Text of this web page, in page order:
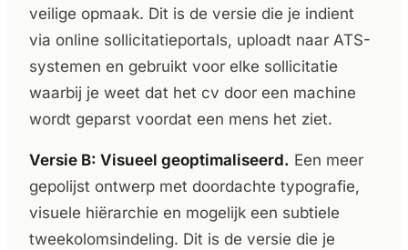
veilige opmaak. Dit is de versie die je indient
via online sollicitatieportals, uploadt naar ATS-
systemen en gebruikt voor elke sollicitatie
waarbij je weet dat het cv door een machine
wordt geparst voordat een mens het ziet.
Versie B: Visueel geoptimaliseerd. Een meer
gepolijst ontwerp met doordachte typografie,
visuele hiërarchie en mogelijk een subtiele
tweekolomsindeling. Dit is de versie die je